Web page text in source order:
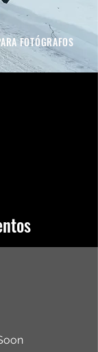
FOTÓGRAFOS